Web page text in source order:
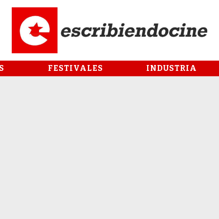
FESTIVALES INDUSTRIA